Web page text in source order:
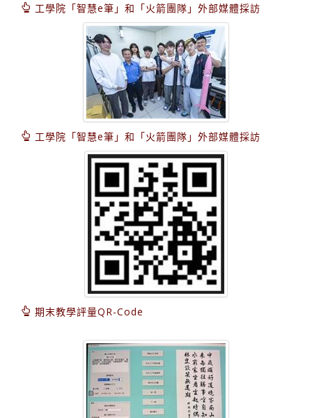
工學院「智慧e筆」和「火箭團隊」外部媒體採訪
工學院「智慧e筆」和「火箭團隊」外部媒體採訪
期末教學評量QR-Code